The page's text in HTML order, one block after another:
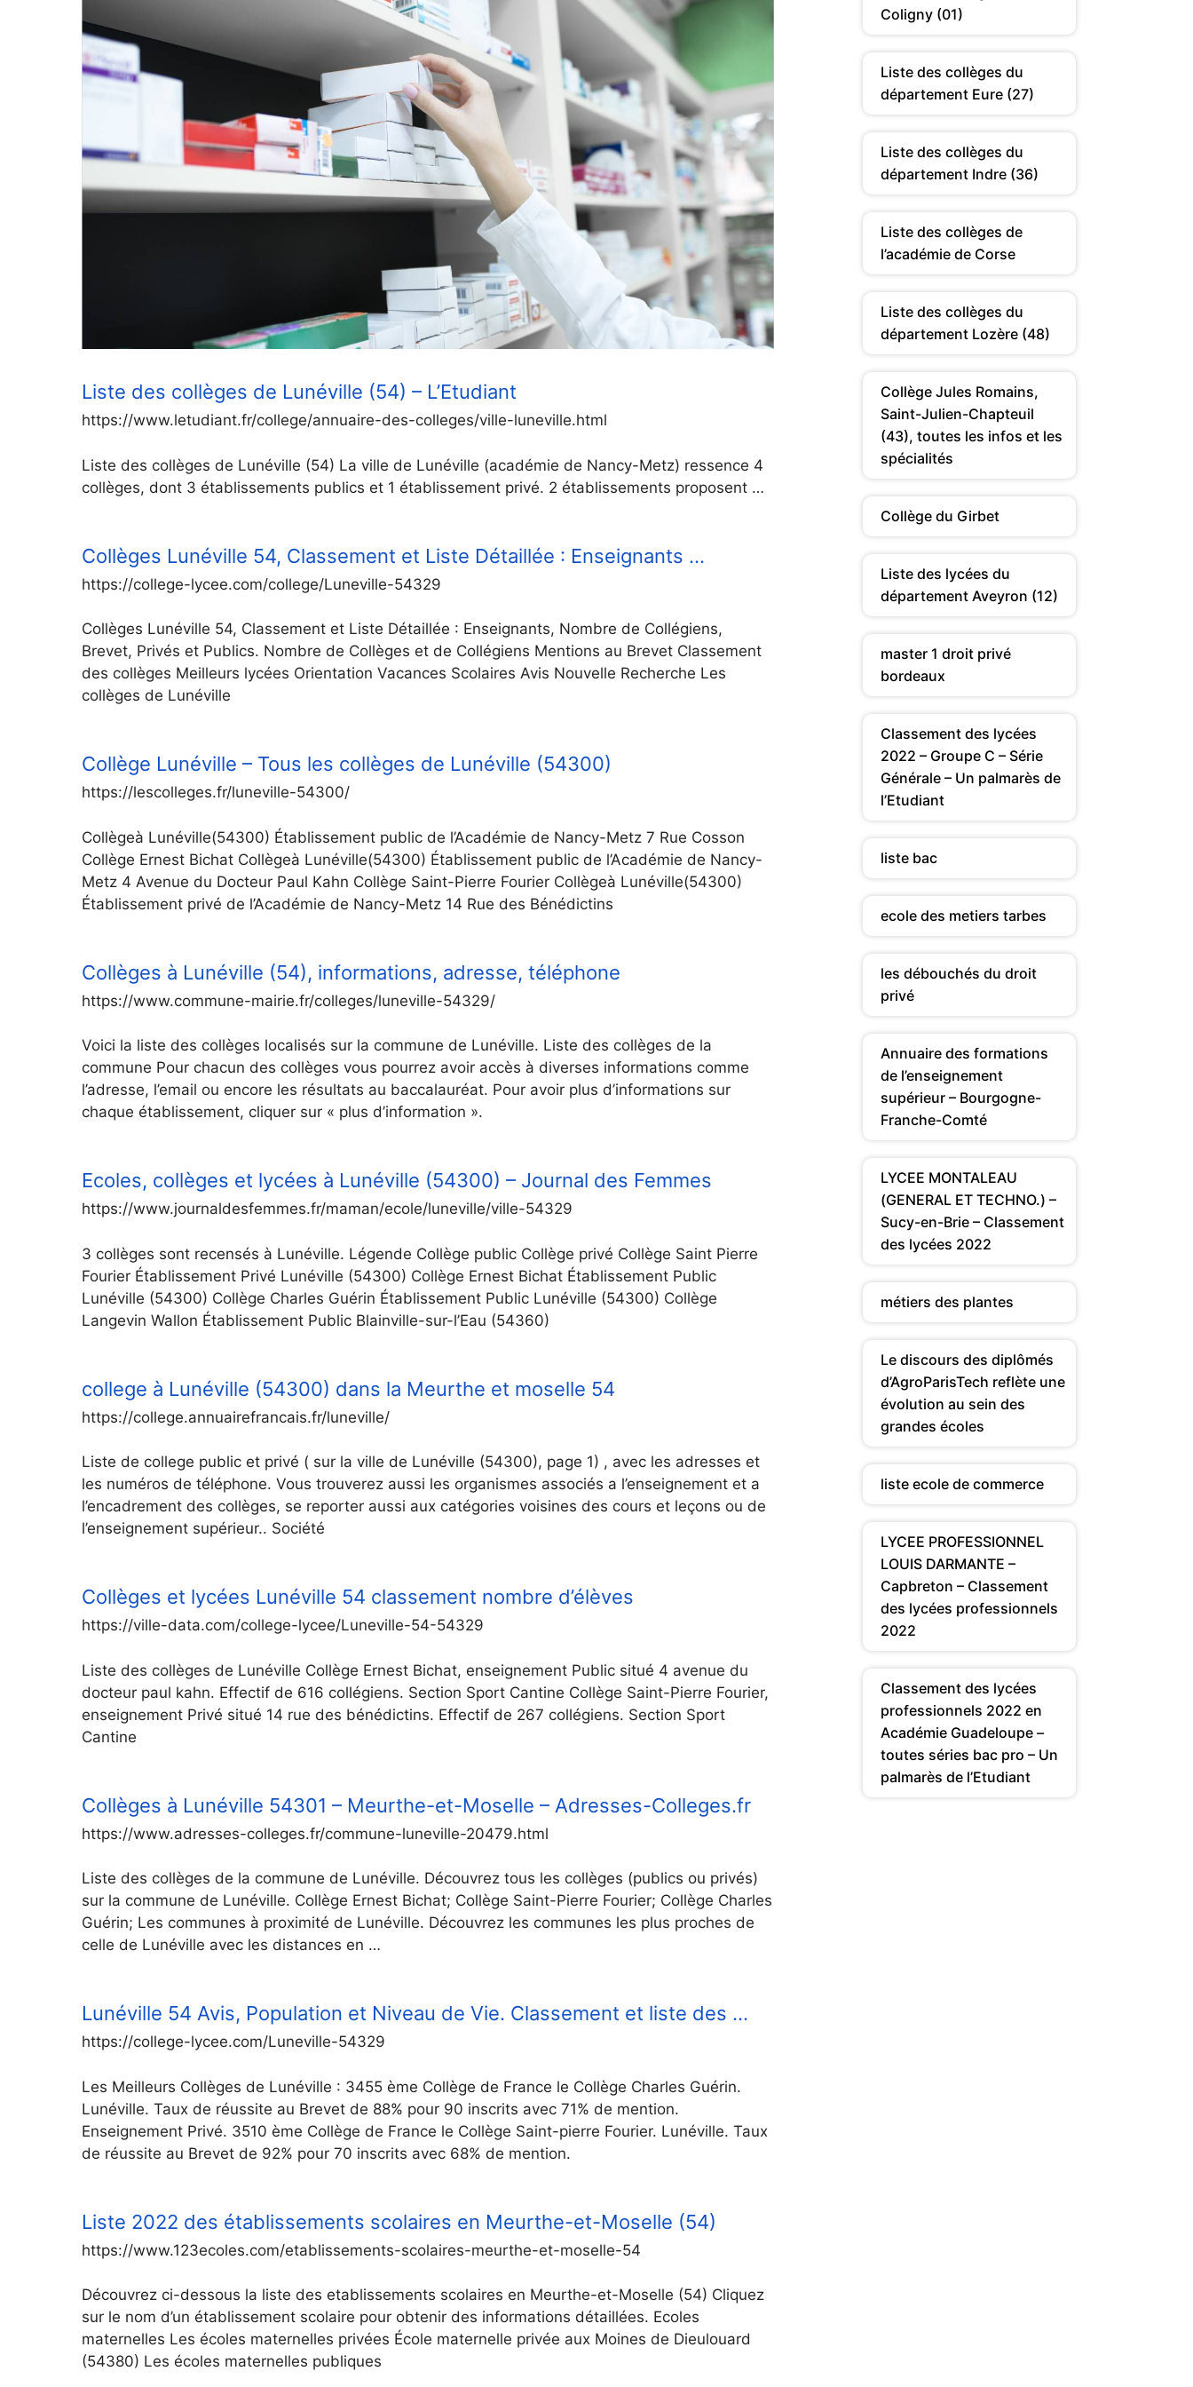
Liste des collèges de Lunéville (54) – L’Etudiant
https://www.letudiant.fr/college/annuaire-des-colleges/ville-luneville.html
Liste des collèges de Lunéville (54) La ville de Lunéville (académie de Nancy-Metz) ressence 4
collèges, dont 3 établissements publics et 1 établissement privé. 2 établissements proposent …
Collèges Lunéville 54, Classement et Liste Détaillée : Enseignants …
https://college-lycee.com/college/Luneville-54329
Collèges Lunéville 54, Classement et Liste Détaillée : Enseignants, Nombre de Collégiens,
Brevet, Privés et Publics. Nombre de Collèges et de Collégiens Mentions au Brevet Classement
des collèges Meilleurs lycées Orientation Vacances Scolaires Avis Nouvelle Recherche Les
collèges de Lunéville
Collège Lunéville – Tous les collèges de Lunéville (54300)
https://lescolleges.fr/luneville-54300/
Collègeà Lunéville(54300) Établissement public de l’Académie de Nancy-Metz 7 Rue Cosson
Collège Ernest Bichat Collègeà Lunéville(54300) Établissement public de l’Académie de Nancy-
Metz 4 Avenue du Docteur Paul Kahn Collège Saint-Pierre Fourier Collègeà Lunéville(54300)
Établissement privé de l’Académie de Nancy-Metz 14 Rue des Bénédictins
Collèges à Lunéville (54), informations, adresse, téléphone
https://www.commune-mairie.fr/colleges/luneville-54329/
Voici la liste des collèges localisés sur la commune de Lunéville. Liste des collèges de la
commune Pour chacun des collèges vous pourrez avoir accès à diverses informations comme
l’adresse, l’email ou encore les résultats au baccalauréat. Pour avoir plus d’informations sur
chaque établissement, cliquer sur « plus d’information ».
Ecoles, collèges et lycées à Lunéville (54300) – Journal des Femmes
https://www.journaldesfemmes.fr/maman/ecole/luneville/ville-54329
3 collèges sont recensés à Lunéville. Légende Collège public Collège privé Collège Saint Pierre
Fourier Établissement Privé Lunéville (54300) Collège Ernest Bichat Établissement Public
Lunéville (54300) Collège Charles Guérin Établissement Public Lunéville (54300) Collège
Langevin Wallon Établissement Public Blainville-sur-l’Eau (54360)
college à Lunéville (54300) dans la Meurthe et moselle 54
https://college.annuairefrancais.fr/luneville/
Liste de college public et privé ( sur la ville de Lunéville (54300), page 1) , avec les adresses et
les numéros de téléphone. Vous trouverez aussi les organismes associés a l’enseignement et a
l’encadrement des collèges, se reporter aussi aux catégories voisines des cours et leçons ou de
l’enseignement supérieur.. Société
Collèges et lycées Lunéville 54 classement nombre d’élèves
https://ville-data.com/college-lycee/Luneville-54-54329
Liste des collèges de Lunéville Collège Ernest Bichat, enseignement Public situé 4 avenue du
docteur paul kahn. Effectif de 616 collégiens. Section Sport Cantine Collège Saint-Pierre Fourier,
enseignement Privé situé 14 rue des bénédictins. Effectif de 267 collégiens. Section Sport
Cantine
Collèges à Lunéville 54301 – Meurthe-et-Moselle – Adresses-Colleges.fr
https://www.adresses-colleges.fr/commune-luneville-20479.html
Liste des collèges de la commune de Lunéville. Découvrez tous les collèges (publics ou privés)
sur la commune de Lunéville. Collège Ernest Bichat; Collège Saint-Pierre Fourier; Collège Charles
Guérin; Les communes à proximité de Lunéville. Découvrez les communes les plus proches de
celle de Lunéville avec les distances en …
Lunéville 54 Avis, Population et Niveau de Vie. Classement et liste des …
https://college-lycee.com/Luneville-54329
Les Meilleurs Collèges de Lunéville : 3455 ème Collège de France le Collège Charles Guérin.
Lunéville. Taux de réussite au Brevet de 88% pour 90 inscrits avec 71% de mention.
Enseignement Privé. 3510 ème Collège de France le Collège Saint-pierre Fourier. Lunéville. Taux
de réussite au Brevet de 92% pour 70 inscrits avec 68% de mention.
Liste 2022 des établissements scolaires en Meurthe-et-Moselle (54)
https://www.123ecoles.com/etablissements-scolaires-meurthe-et-moselle-54
Découvrez ci-dessous la liste des etablissements scolaires en Meurthe-et-Moselle (54) Cliquez
sur le nom d’un établissement scolaire pour obtenir des informations détaillées. Ecoles
maternelles Les écoles maternelles privées École maternelle privée aux Moines de Dieulouard
(54380) Les écoles maternelles publiques
Coligny (01)
Liste des collèges du
département Eure (27)
Liste des collèges du
département Indre (36)
Liste des collèges de
l’académie de Corse
Liste des collèges du
département Lozère (48)
Collège Jules Romains,
Saint-Julien-Chapteuil
(43), toutes les infos et les
spécialités
Collège du Girbet
Liste des lycées du
département Aveyron (12)
master 1 droit privé
bordeaux
Classement des lycées
2022 – Groupe C – Série
Générale – Un palmarès de
l’Etudiant
liste bac
ecole des metiers tarbes
les débouchés du droit
privé
Annuaire des formations
de l’enseignement
supérieur – Bourgogne-
Franche-Comté
LYCEE MONTALEAU
(GENERAL ET TECHNO.) –
Sucy-en-Brie – Classement
des lycées 2022
métiers des plantes
Le discours des diplômés
d’AgroParisTech reflète une
évolution au sein des
grandes écoles
liste ecole de commerce
LYCEE PROFESSIONNEL
LOUIS DARMANTE –
Capbreton – Classement
des lycées professionnels
2022
Classement des lycées
professionnels 2022 en
Académie Guadeloupe –
toutes séries bac pro – Un
palmarès de l’Etudiant